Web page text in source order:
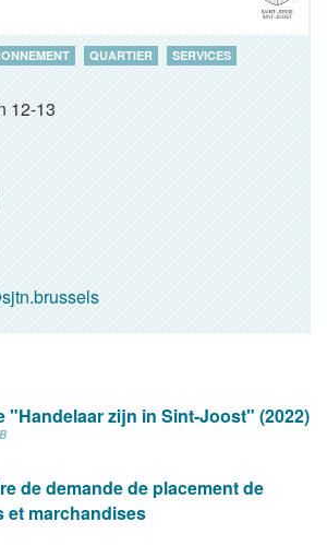
QUARTIER
SERVICES
12-13
"Handelaar zijn in Sint-Joost" (2022)
de demande de placement de
et marchandises